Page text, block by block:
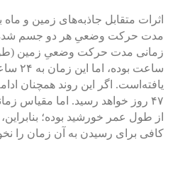
اثرات متقابل جاذبه‌های زمین و
مدت حرکت وضعیِ هر دو جسم
ساعت
یافته‌است. اگر این روند همچنان
۴۷ روز خواهد رسید. اما مقیاس
از طول عمر خورشید بوده؛
کافی برای رسیدن به آن زمان را